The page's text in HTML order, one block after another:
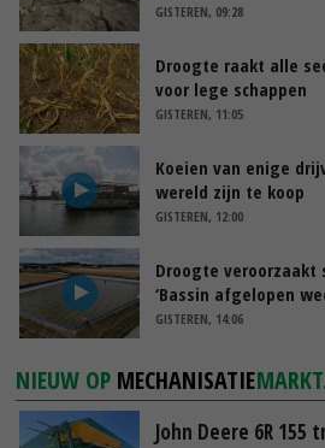
GISTEREN, 09:28
Droogte raakt alle
voor lege schappen
GISTEREN, 11:05
Koeien van enige
wereld zijn te koop
GISTEREN, 12:00
Droogte veroorzaakt
‘Bassin afgelopen
GISTEREN, 14:06
NIEUW OP MECHANISATIE
John Deere 6R 155